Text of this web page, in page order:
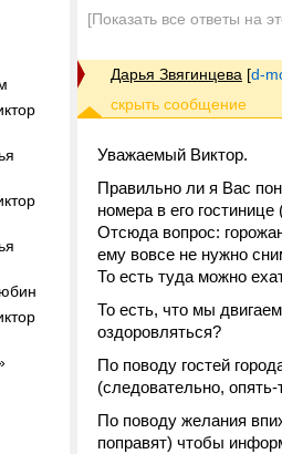
[Показать все ответы на
Дарья Звягинцева [d-
Уважаемый Виктор.
Правильно ли я Вас
номера в его
Отсюда вопрос:
ему вовсе не нужно
То есть туда можно
То есть, что мы
оздоровляться?
По поводу гостей
(следовательно,
По поводу желания
поправят) чтобы